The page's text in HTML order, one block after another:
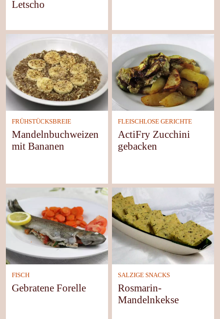
Letscho
FRÜHSTÜCKSBREIE
Mandelnbuchweizen
mit Bananen
FLEISCHLOSE GERICHTE
ActiFry Zucchini
gebacken
FISCH
Gebratene Forelle
SALZIGE SNACKS
Rosmarin-
Mandelnkekse